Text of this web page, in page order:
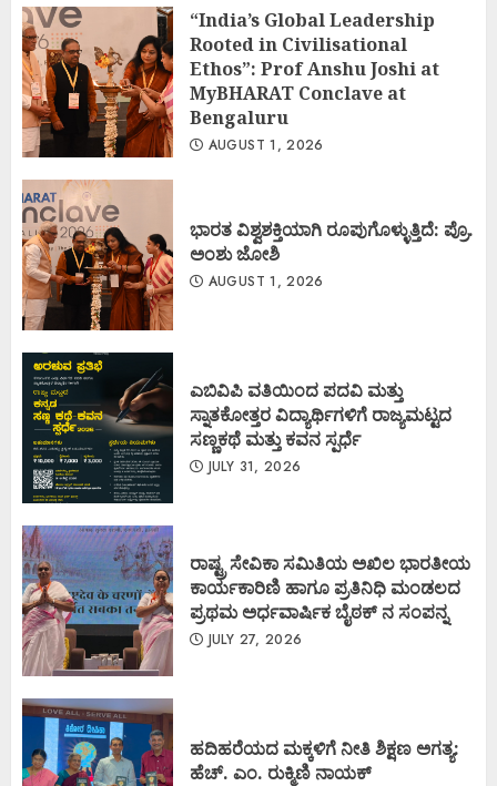
“India’s Global Leadership
Rooted in Civilisational
Ethos”: Prof Anshu Joshi at
MyBHARAT Conclave at
Bengaluru
AUGUST 1, 2026
ಭಾರತ ವಿಶ್ವಶಕ್ತಿಯಾಗಿ ರೂಪುಗೊಳ್ಳುತ್ತಿದೆ: ಪ್ರೊ.
ಅಂಶು ಜೋಶಿ
AUGUST 1, 2026
ಎಬಿವಿಪಿ ವತಿಯಿಂದ ಪದವಿ ಮತ್ತು
ಸ್ನಾತಕೋತ್ತರ ವಿದ್ಯಾರ್ಥಿಗಳಿಗೆ ರಾಜ್ಯಮಟ್ಟದ
ಸಣ್ಣಕಥೆ ಮತ್ತು ಕವನ ಸ್ಪರ್ಧೆ
JULY 31, 2026
ರಾಷ್ಟ್ರ ಸೇವಿಕಾ ಸಮಿತಿಯ ಅಖಿಲ ಭಾರತೀಯ
ಕಾರ್ಯಕಾರಿಣಿ ಹಾಗೂ ಪ್ರತಿನಿಧಿ ಮಂಡಲದ
ಪ್ರಥಮ ಅರ್ಧವಾರ್ಷಿಕ ಬೈಠಕ್ ನ ಸಂಪನ್ನ
JULY 27, 2026
ಹದಿಹರೆಯದ ಮಕ್ಕಳಿಗೆ ನೀತಿ ಶಿಕ್ಷಣ ಅಗತ್ಯ:
ಹೆಚ್. ಎಂ. ರುಕ್ಮಿಣಿ ನಾಯಕ್